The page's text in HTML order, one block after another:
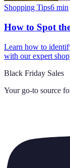
Shopping Tips6 min
How to Spot
Learn how to
with our expert
Black Friday Sales
Your go-to source